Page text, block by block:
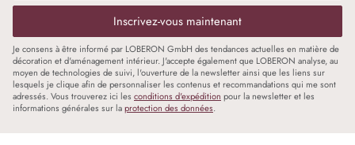
Inscrivez-vous maintenant
Je consens à être informé par LOBERON GmbH des tendances actuelles en matière de
décoration et d'aménagement intérieur. J'accepte également que LOBERON analyse, au
moyen de technologies de suivi, l'ouverture de la newsletter ainsi que les liens sur
lesquels je clique afin de personnaliser les contenus et recommandations qui me sont
adressés. Vous trouverez ici les conditions d'expédition pour la newsletter et les
informations générales sur laprotection des données.